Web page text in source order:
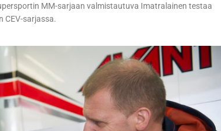
MM-sarjaan valmistautuva Imatralainen testaa
CEV-sarjassa.